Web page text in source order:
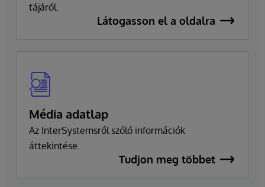
tájáról.
Látogasson el a oldalra
Média adatlap
Az InterSystemsről szóló információk
áttekintése.
Tudjon meg többet